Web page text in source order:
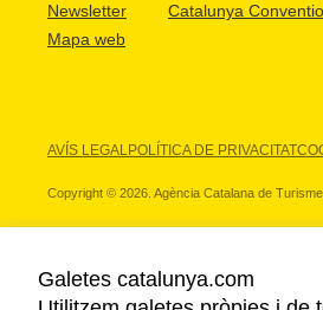
Newsletter
Mapa web
Catalunya
AVÍS LEGALPOLÍTICA DE PRIVACITAT
Copyright © 2026. Agència Catalana de
Galetes catalunya.com